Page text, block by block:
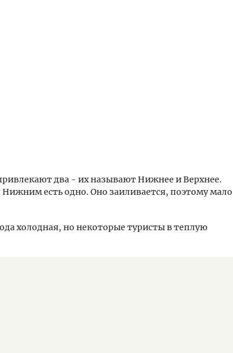
два - их называют Нижнее и Верхнее.
есть одно. Оно заиливается, поэтому мало
холодная, но некоторые туристы в теплую